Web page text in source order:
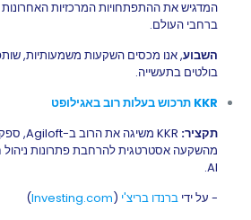
ברחבי העולם.
השבוע, אנו מכסים השקעות משמעותיות,
בולטים בתעשייה.
KKR תרכוש בעלות רוב באגילופט
תקציר:
מהשקעה אסטרטגית להרחבת פתרונות ניהול
AI.
- על ידי ברנדו בריצ'י (
Investing.com
)